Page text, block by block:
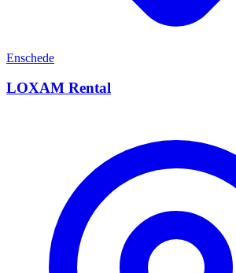
Enschede
LOXAM Rental